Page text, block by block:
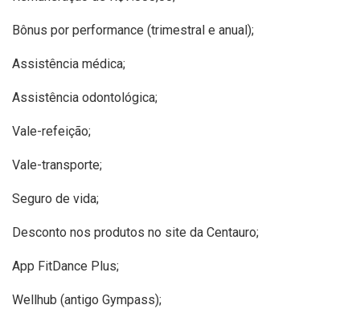
Bônus por performance (trimestral e anual);
Assistência médica;
Assistência odontológica;
Vale-refeição;
Vale-transporte;
Seguro de vida;
Desconto nos produtos no site da Centauro;
App FitDance Plus;
Wellhub (antigo Gympass);